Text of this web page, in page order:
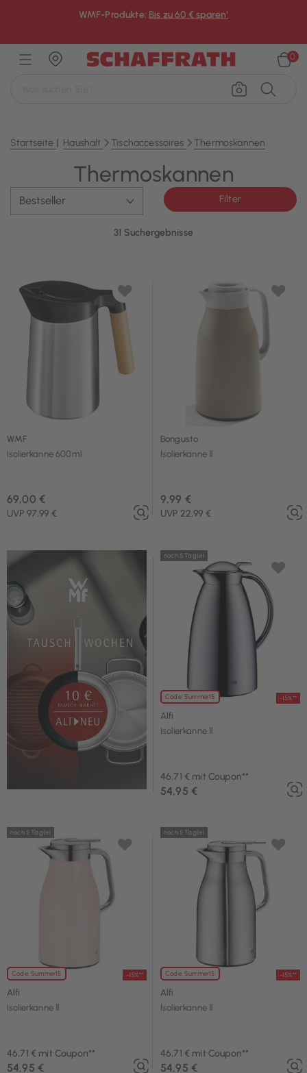
WMF-Produkte: Bis zu 60 € sparen¹
0
Startseite Haushalt Tischaccessoires Thermoskannen
Thermoskannen
Filter
31 Suchergebnisse
WMF
Isolierkanne 600ml
69,00 €
UVP 97,99 €
Bongusto
Isolierkanne 1l
9,99 €
UVP 22,99 €
Code: Summer15 -15%**
noch 5 Tag(e)
Alfi
Isolierkanne 1l
46,71 € mit Coupon**
54,95 €
Code: Summer15 -15%**
noch 5 Tag(e)
Alfi
Isolierkanne 1l
46,71 € mit Coupon**
54,95 €
Code: Summer15 -15%**
noch 5 Tag(e)
Alfi
Isolierkanne 1l
46,71 € mit Coupon**
54,95 €